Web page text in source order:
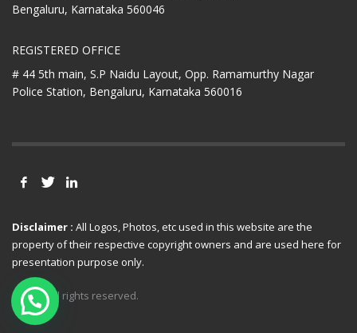
Bengaluru, Karnataka 560046
REGISTERED OFFICE
# 44 5th main, S.P Naidu Layout, Opp. Ramamurthy Nagar
Police Station, Bengaluru, Karnataka 560016
Disclaimer : All Logos, Photos, etc used in this website are the
property of their respective copyright owners and are used here for
presentation purpose only.
© 2021 All rights reserved.